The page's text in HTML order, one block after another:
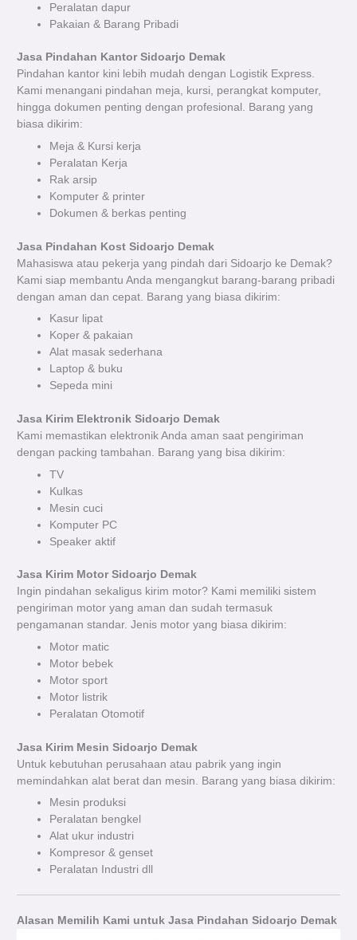
Peralatan dapur
Pakaian & Barang Pribadi
Jasa Pindahan Kantor Sidoarjo Demak
Pindahan kantor kini lebih mudah dengan Logistik Express.
Kami menangani pindahan meja, kursi, perangkat komputer,
hingga dokumen penting dengan profesional. Barang yang
biasa dikirim:
Meja & Kursi kerja
Peralatan Kerja
Rak arsip
Komputer & printer
Dokumen & berkas penting
Jasa Pindahan Kost Sidoarjo Demak
Mahasiswa atau pekerja yang pindah dari Sidoarjo ke Demak?
Kami siap membantu Anda mengangkut barang-barang pribadi
dengan aman dan cepat. Barang yang biasa dikirim:
Kasur lipat
Koper & pakaian
Alat masak sederhana
Laptop & buku
Sepeda mini
Jasa Kirim Elektronik Sidoarjo Demak
Kami memastikan elektronik Anda aman saat pengiriman
dengan packing tambahan. Barang yang bisa dikirim:
TV
Kulkas
Mesin cuci
Komputer PC
Speaker aktif
Jasa Kirim Motor Sidoarjo Demak
Ingin pindahan sekaligus kirim motor? Kami memiliki sistem
pengiriman motor yang aman dan sudah termasuk
pengamanan standar. Jenis motor yang biasa dikirim:
Motor matic
Motor bebek
Motor sport
Motor listrik
Peralatan Otomotif
Jasa Kirim Mesin Sidoarjo Demak
Untuk kebutuhan perusahaan atau pabrik yang ingin
memindahkan alat berat dan mesin. Barang yang biasa dikirim:
Mesin produksi
Peralatan bengkel
Alat ukur industri
Kompresor & genset
Peralatan Industri dll
Alasan Memilih Kami untuk Jasa Pindahan Sidoarjo Demak